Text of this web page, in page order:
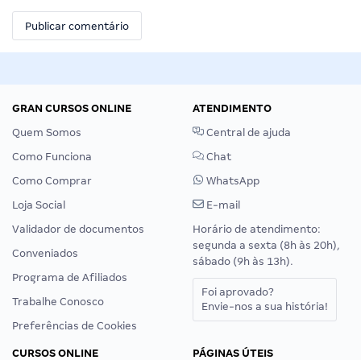
GRAN CURSOS ONLINE
Quem Somos
Como Funciona
Como Comprar
Loja Social
Validador de documentos
Conveniados
Programa de Afiliados
Trabalhe Conosco
Preferências de Cookies
ATENDIMENTO
Central de ajuda
Chat
WhatsApp
E-mail
Horário de atendimento:
segunda a sexta (8h às 20h),
sábado (9h às 13h).
Foi aprovado?
Envie-nos a sua história!
CURSOS ONLINE
PÁGINAS ÚTEIS